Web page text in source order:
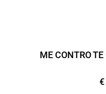
ME CONTRO